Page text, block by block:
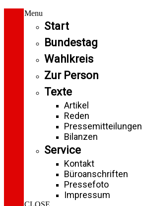
Menu
Start
Bundestag
Wahlkreis
Zur Person
Texte
Artikel
Reden
Pressemitteilungen
Bilanzen
Service
Kontakt
Büroanschriften
Pressefoto
Impressum
CLOSE